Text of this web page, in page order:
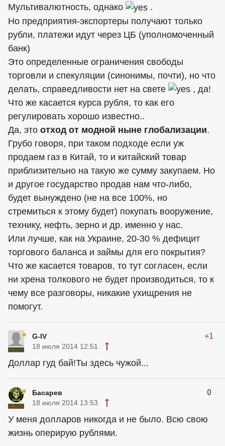
Мультивалютность, однако
.
Но предприятия-экспортеры получают только
рубли, платежи идут через ЦБ (уполномоченный
банк)
Это определенные ограничения свободы
торговли и спекуляции (синонимы, почти), но что
делать, справедливости нет на свете
, да!
Что же касается курса рубля, то как его
регулировать хорошо известно..
Да, это отход от модной ныне глобализации.
Грубо говоря, при таком подходе если уж
продаем газ в Китай, то и китайский товар
приблизительно на такую же сумму закупаем. Но
и другое государство продав нам что-либо,
будет вынуждено (не на все 100%, но
стремиться к этому будет) покупать вооружение,
технику, нефть, зерно и др. именно у нас.
Или лучше, как на Украине, 20-30 % дефицит
торгового баланса и займы для его покрытия?
Что же касается товаров, то тут согласен, если
ни хрена толкового не будет производиться, то к
чему все разговоры, никакие ухищрения не
помогут.
G-IV +1
18 июля 2014 12:51
Доллар гуд бай!Ты здесь чужой...
Басарев 0
18 июля 2014 13:53
У меня долларов никогда и не было. Всю свою
жизнь оперирую рублями.